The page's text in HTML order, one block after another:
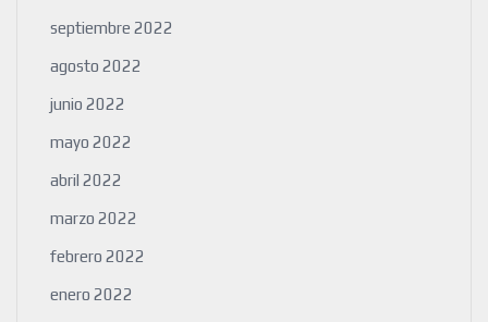
septiembre 2022
agosto 2022
junio 2022
mayo 2022
abril 2022
marzo 2022
febrero 2022
enero 2022